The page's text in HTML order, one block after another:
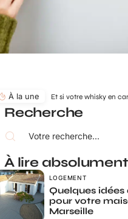
À la une
Recherche
À lire absolument
LOGEMENT
Quelques idées
pour votre
Marseille